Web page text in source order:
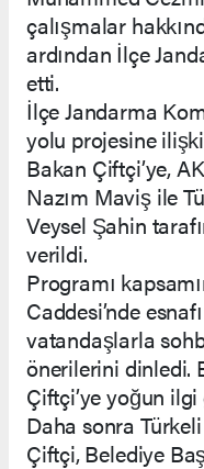
çalışmalar
ardından İlçe
etti.
İlçe Jandarma
yolu projesine
Bakan Çiftçi’ye,
Nazım Maviş ile
Veysel Şahin
verildi.
Programı
Caddesi’nde
vatandaşlarla
önerilerini dinledi.
Çiftçi’ye yoğun
Daha sonra
Çiftçi, Belediye